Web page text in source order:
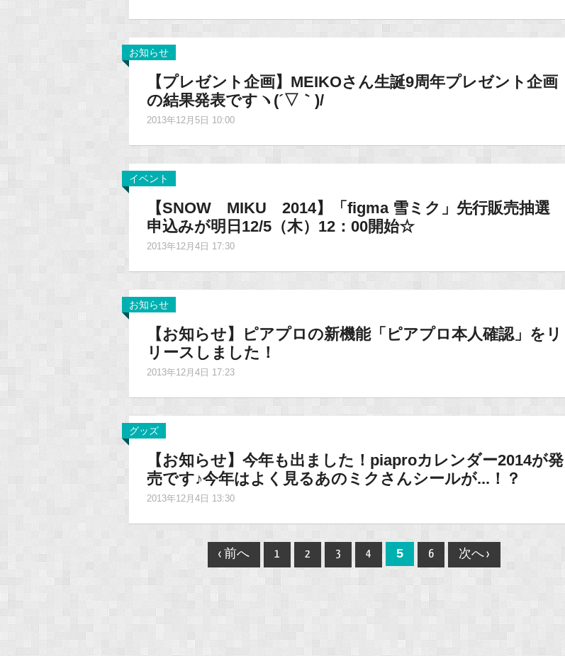
お知らせ
【プレゼント企画】MEIKOさん生誕9周年プレゼント企画
の結果発表ですヽ(´▽｀)/
2013年12月5日 10:00
イベント
【SNOW MIKU 2014】「figma 雪ミク」先行販売抽選
申込みが明日12/5（木）12：00開始☆
2013年12月4日 17:30
お知らせ
【お知らせ】ピアプロの新機能「ピアプロ本人確認」をリ
リースしました！
2013年12月4日 17:23
グッズ
【お知らせ】今年も出ました！piaproカレンダー2014が発
売です♪今年はよく見るあのミクさんシールが...！？
2013年12月4日 13:30
Post
navigation
‹ 前へ 1 2 3 4 5 6 次へ ›